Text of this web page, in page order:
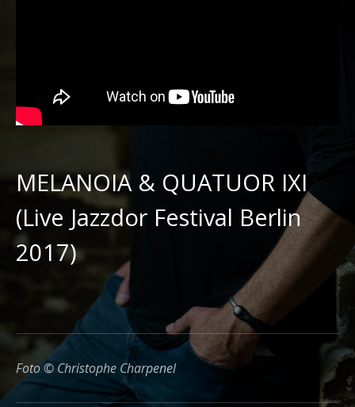
MELANOIA & QUATUOR IXI
(Live Jazzdor Festival Berlin
2017)
Foto © Christophe Charpenel